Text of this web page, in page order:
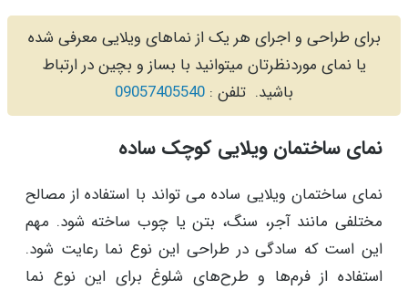
برای طراحی و اجرای هر یک از نماهای ویلایی معرفی شده
یا نمای موردنظرتان میتوانید با بساز و بچین در ارتباط
باشید. تلفن : 09057405540
نمای ساختمان ویلایی کوچک ساده
نمای ساختمان ویلایی ساده می تواند با استفاده از مصالح
مختلفی مانند آجر، سنگ، بتن یا چوب ساخته شود. مهم
این است که سادگی در طراحی این نوع نما رعایت شود.
استفاده از فرم‌ها و طرح‌های شلوغ برای این نوع نما